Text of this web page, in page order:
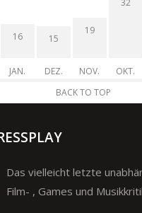
16
JAN.
15
DEZ.
19
NOV. OKT.
BACK TO TOP
Das vielleicht letzte
Film- , Games und